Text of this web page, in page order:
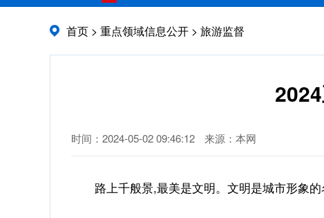
首页 > 重点领域信息公开 > 旅游监督
时间：2024-05-02 09:46:12 来源：本网
路上千般景,最美是文明。文明是城市形象的